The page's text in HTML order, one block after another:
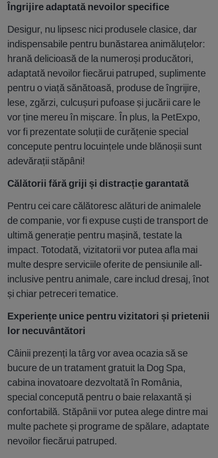
Îngrijire adaptată nevoilor specifice
Desigur, nu lipsesc nici produsele clasice, dar
indispensabile pentru bunăstarea animăluțelor:
hrană delicioasă de la numeroși producători,
adaptată nevoilor fiecărui patruped, suplimente
pentru o viață sănătoasă, produse de îngrijire,
lese, zgărzi, culcușuri pufoase și jucării care le
vor ține mereu în mișcare. În plus, la PetExpo,
vor fi prezentate soluții de curățenie special
concepute pentru locuințele unde blănoșii sunt
adevărații stăpâni!
Călătorii fără griji și distracție garantată
Pentru cei care călătoresc alături de animalele
de companie, vor fi expuse cuști de transport de
ultimă generație pentru mașină, testate la
impact. Totodată, vizitatorii vor putea afla mai
multe despre serviciile oferite de pensiunile all-
inclusive pentru animale, care includ dresaj, înot
și chiar petreceri tematice.
Experiențe unice pentru vizitatori și prietenii
lor necuvântători
Câinii prezenți la târg vor avea ocazia să se
bucure de un tratament gratuit la Dog Spa,
cabina inovatoare dezvoltată în România,
special concepută pentru o baie relaxantă și
confortabilă. Stăpânii vor putea alege dintre mai
multe pachete și programe de spălare, adaptate
nevoilor fiecărui patruped.